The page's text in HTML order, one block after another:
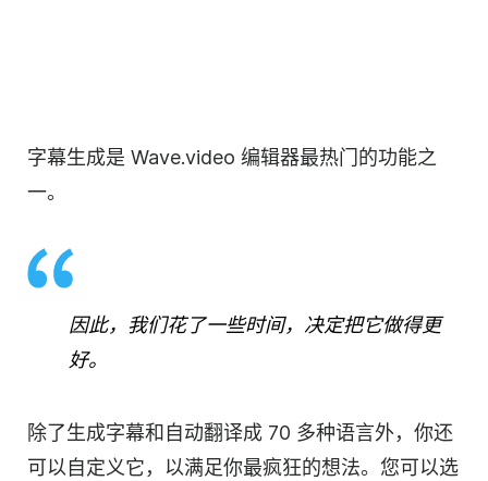
字幕生成是 Wave.video 编辑器最热门的功能之
一。
因此，我们花了一些时间，决定把它做得更
好。
除了生成字幕和自动翻译成 70 多种语言外，你还
可以自定义它，以满足你最疯狂的想法。您可以选